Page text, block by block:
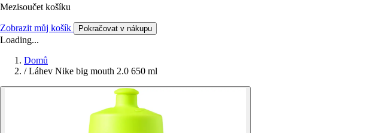
Mezisoučet košíku
Zobrazit můj košík Pokračovat v nákupu
Loading...
Domů
/ Láhev Nike big mouth 2.0 650 ml